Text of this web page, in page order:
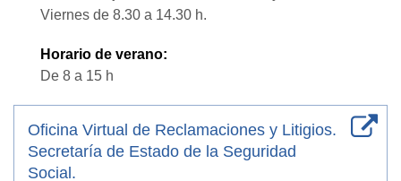
Viernes de 8.30 a 14.30 h.
Horario de verano:
De 8 a 15 h
Oficina Virtual de Reclamaciones y Litigios.
Secretaría de Estado de la Seguridad
Social.